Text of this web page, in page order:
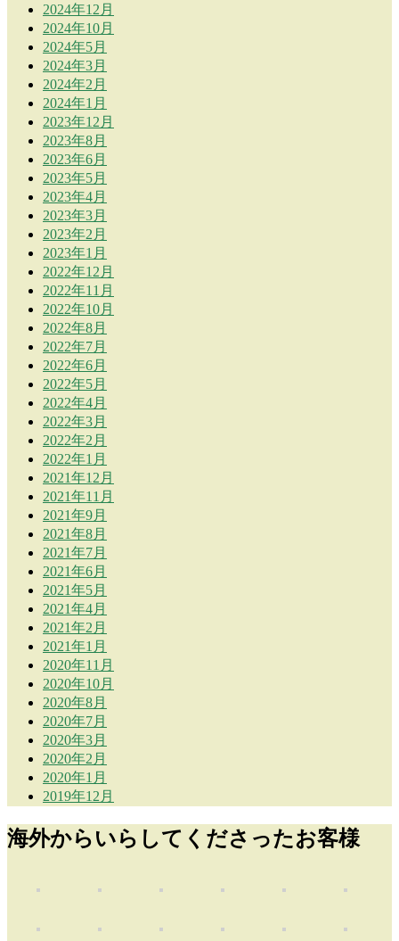
2024年12月
2024年10月
2024年5月
2024年3月
2024年2月
2024年1月
2023年12月
2023年8月
2023年6月
2023年5月
2023年4月
2023年3月
2023年2月
2023年1月
2022年12月
2022年11月
2022年10月
2022年8月
2022年7月
2022年6月
2022年5月
2022年4月
2022年3月
2022年2月
2022年1月
2021年12月
2021年11月
2021年9月
2021年8月
2021年7月
2021年6月
2021年5月
2021年4月
2021年2月
2021年1月
2020年11月
2020年10月
2020年8月
2020年7月
2020年3月
2020年2月
2020年1月
2019年12月
海外からいらしてくださったお客様